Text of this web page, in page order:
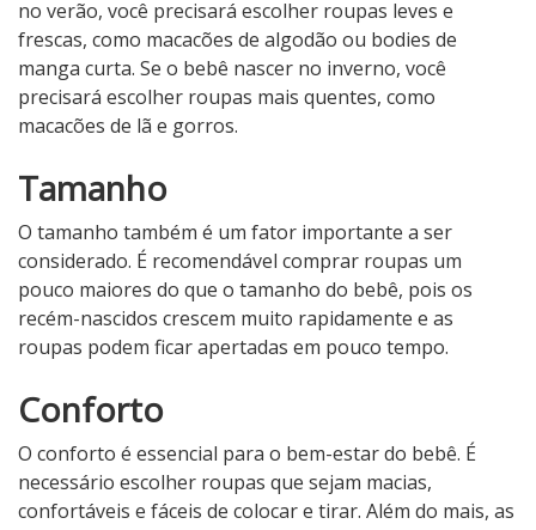
no verão, você precisará escolher roupas leves e
frescas, como macacões de algodão ou bodies de
manga curta. Se o bebê nascer no inverno, você
precisará escolher roupas mais quentes, como
macacões de lã e gorros.
Tamanho
O tamanho também é um fator importante a ser
considerado. É recomendável comprar roupas um
pouco maiores do que o tamanho do bebê, pois os
recém-nascidos crescem muito rapidamente e as
roupas podem ficar apertadas em pouco tempo.
Conforto
O conforto é essencial para o bem-estar do bebê. É
necessário escolher roupas que sejam macias,
confortáveis e fáceis de colocar e tirar. Além do mais, as